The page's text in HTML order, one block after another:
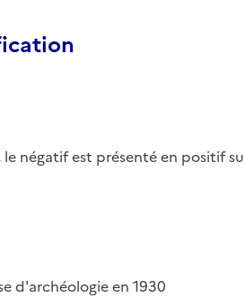
le négatif est présenté en positif
d'archéologie en 1930